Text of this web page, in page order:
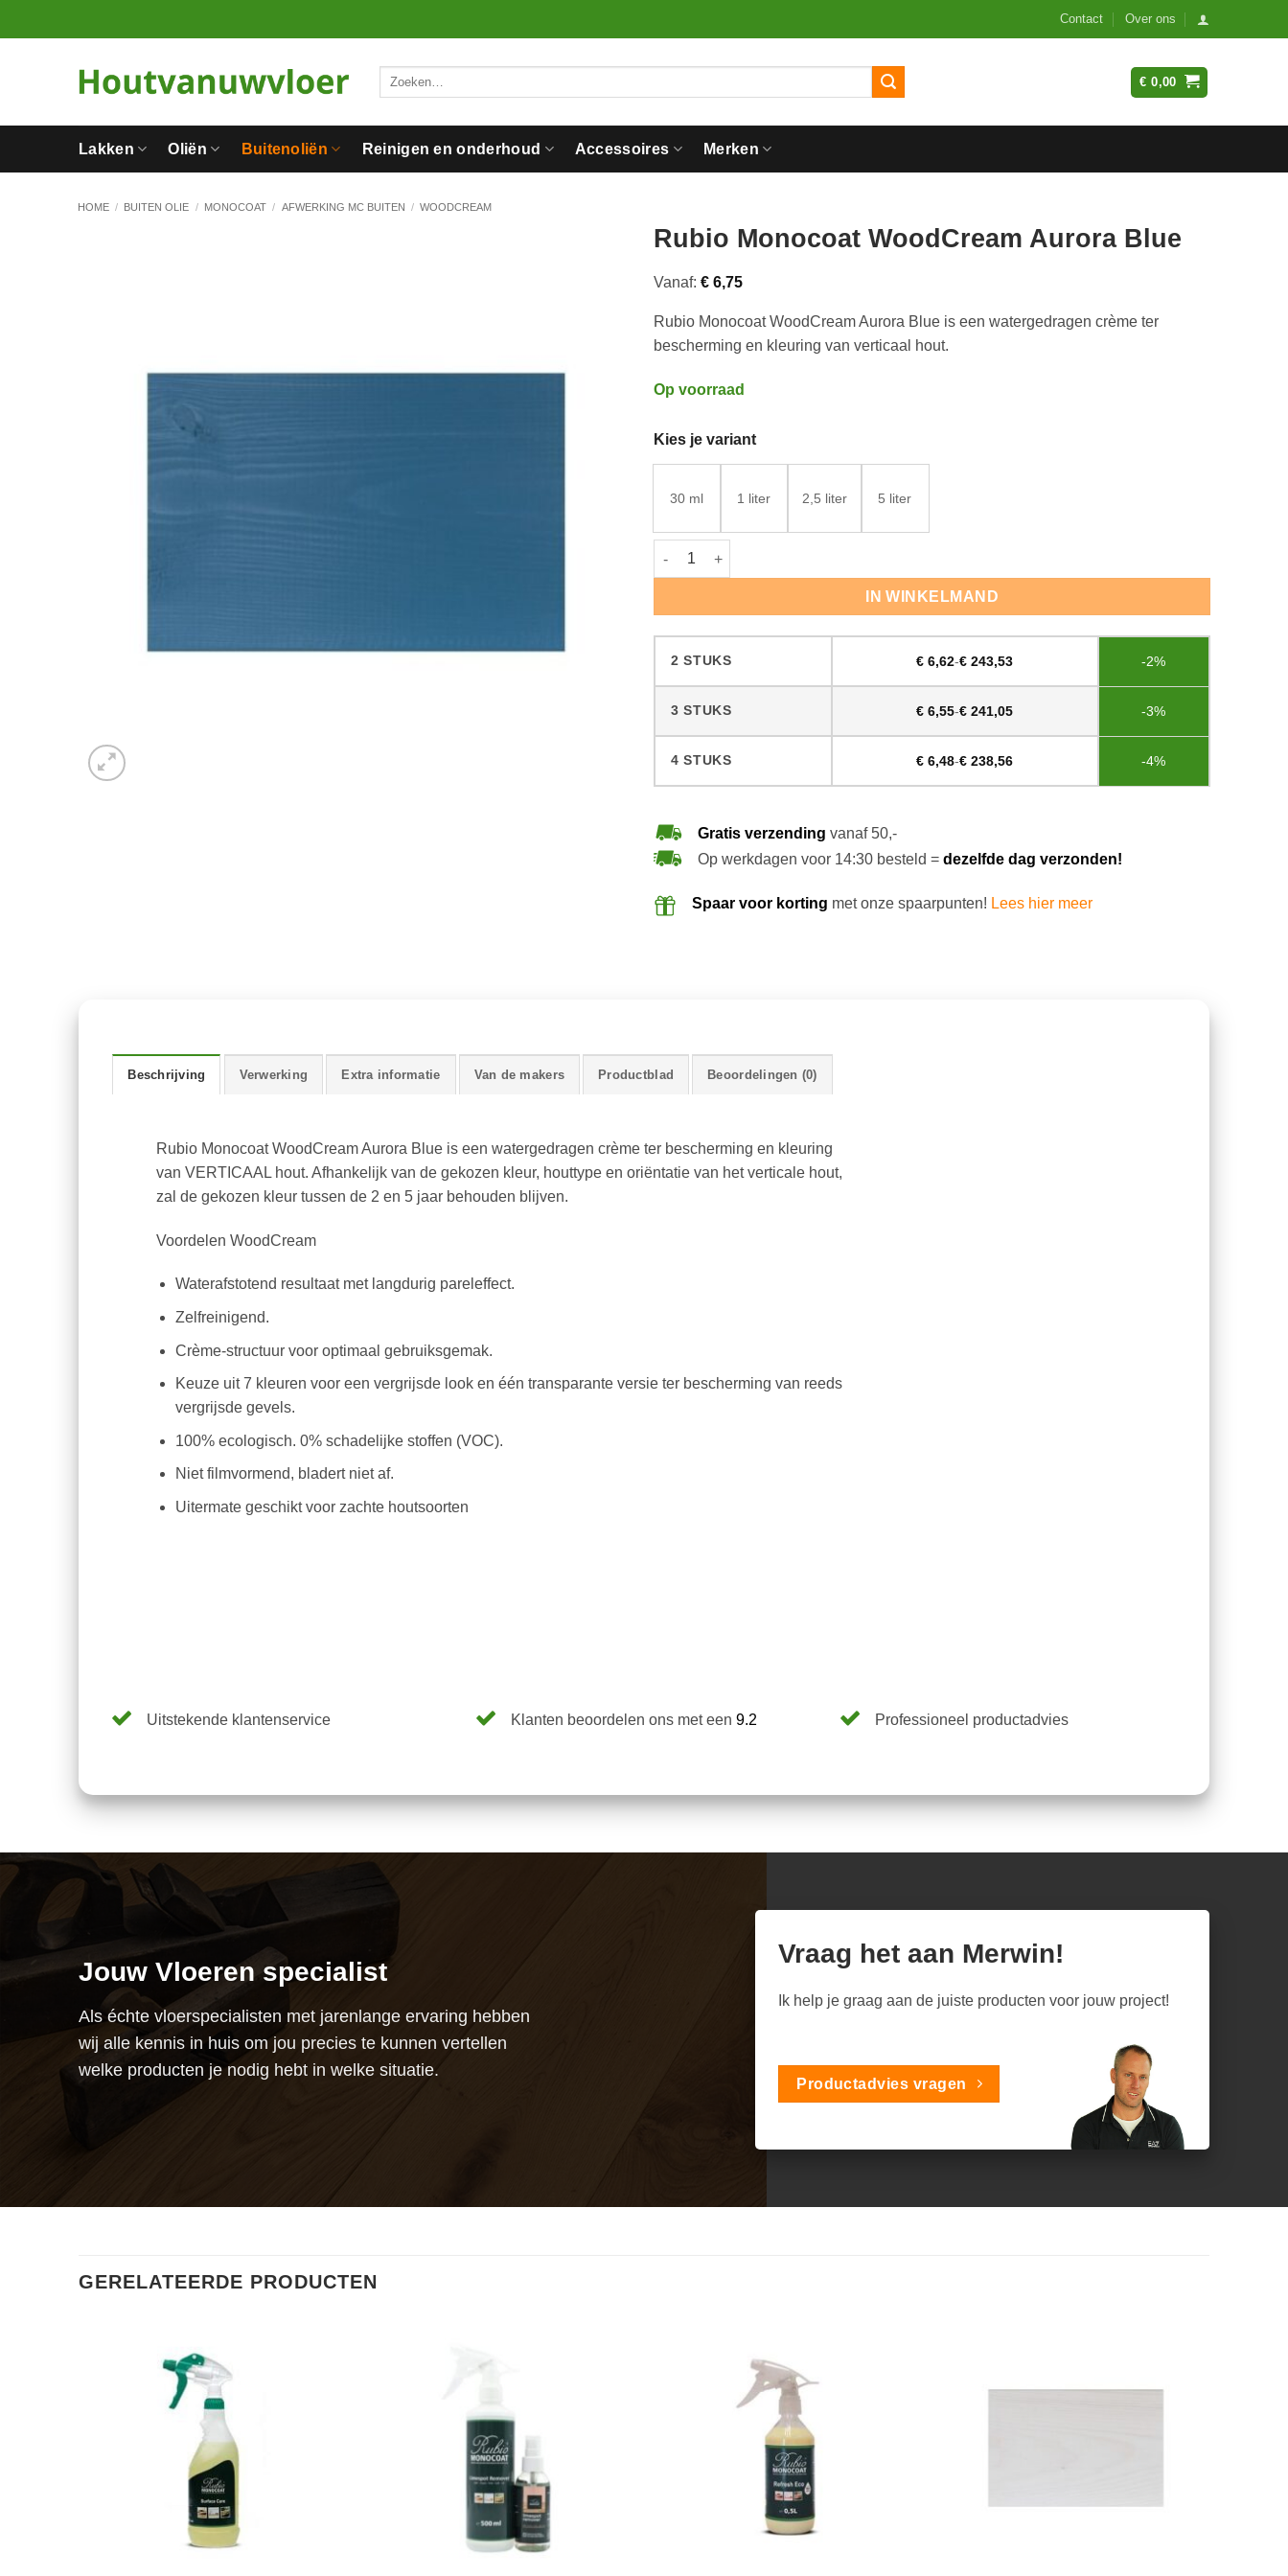
naar
Contact Over ons
Zoeken
€ 0,00
Lakken Oliën Buitenoliën Reinigen en onderhoud Accessoires Merken
HOME / BUITEN OLIE / MONOCOAT / AFWERKING MC BUITEN / WOODCREAM
Rubio Monocoat WoodCream Aurora Blue
Vanaf: €6,75
Rubio Monocoat WoodCream Aurora Blue is een watergedragen crème ter
bescherming en kleuring van verticaal hout.
Op voorraad
Kies je variant
30 ml 1 liter 2,5 liter 5 liter
Rubio Monocoat WoodCream Aurora Blue aantal
IN WINKELMAND
2 STUKS € 6,62-€ 243,53 -2%
3 STUKS € 6,55-€ 241,05 -3%
4 STUKS € 6,48-€ 238,56 -4%
Gratis verzending vanaf 50,-
Op werkdagen voor 14:30 besteld = dezelfde dag verzonden!
Spaar voor korting met onze spaarpunten! Lees hier meer
Beschrijving Verwerking Extra informatie Van de makers Productblad Beoordelingen (0)
Rubio Monocoat WoodCream Aurora Blue is een watergedragen crème ter bescherming en kleuring
van VERTICAAL hout. Afhankelijk van de gekozen kleur, houttype en oriëntatie van het verticale hout,
zal de gekozen kleur tussen de 2 en 5 jaar behouden blijven.
Voordelen WoodCream
Waterafstotend resultaat met langdurig pareleffect.
Zelfreinigend.
Crème-structuur voor optimaal gebruiksgemak.
Keuze uit 7 kleuren voor een vergrijsde look en één transparante versie ter bescherming van reeds
vergrijsde gevels.
100% ecologisch. 0% schadelijke stoffen (VOC).
Niet filmvormend, bladert niet af.
Uitermate geschikt voor zachte houtsoorten
Uitstekende klantenservice Klanten beoordelen ons met een9.2 Professioneel productadvies
Jouw Vloeren specialist
Als échte vloerspecialisten met jarenlange ervaring hebben
wij alle kennis in huis om jou precies te kunnen vertellen
welke producten je nodig hebt in welke situatie.
Vraag het aan Merwin!
Ik help je graag aan de juiste producten voor jouw project!
Productadvies vragen
GERELATEERDE PRODUCTEN